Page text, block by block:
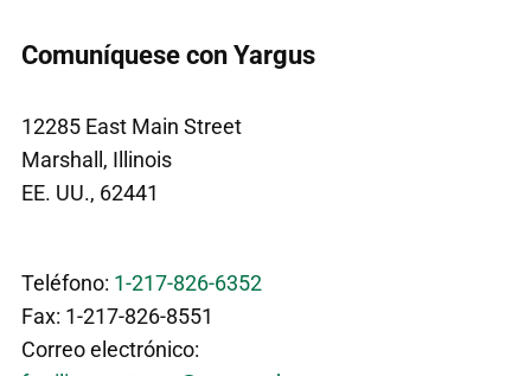
Comuníquese con Yargus
12285 East Main Street
Marshall, Illinois
EE. UU., 62441
Teléfono: 1-217-826-6352
Fax: 1-217-826-8551
Correo electrónico: